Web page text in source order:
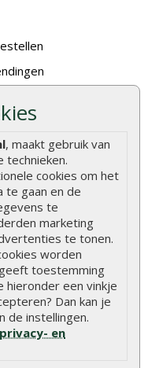
, maakt gebruik van
technieken.
cookies om het
te gaan en de
te
marketing
te tonen.
worden
toestemming
hieronder een vinkje
Dan kan je
de instellingen.
privacy- en
voorwaarden